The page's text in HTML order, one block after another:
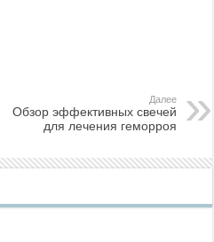
Далее
Обзор эффективных свечей
для лечения геморроя